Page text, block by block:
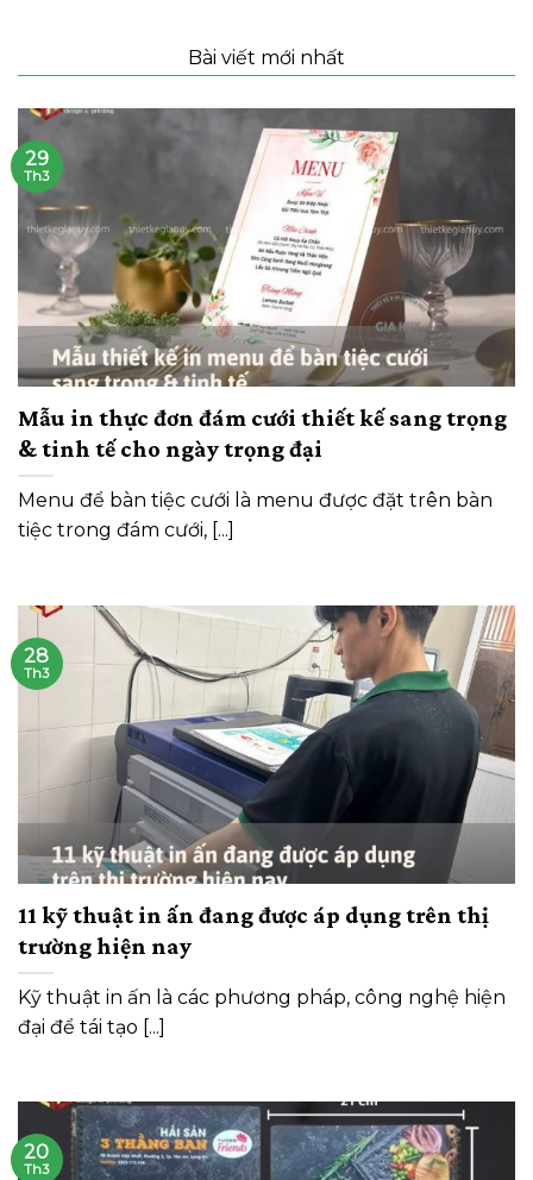
Bài viết mới nhất
Mẫu in thực đơn đám cưới thiết kế sang trọng
& tinh tế cho ngày trọng đại
Menu để bàn tiệc cưới là menu được đặt trên bàn
tiệc trong đám cưới, [...]
29
Th3
11 kỹ thuật in ấn đang được áp dụng trên thị
trường hiện nay
Kỹ thuật in ấn là các phương pháp, công nghệ hiện
đại để tái tạo [...]
28
Th3
20
Th3